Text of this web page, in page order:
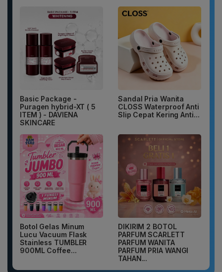
Basic Package -
Puragen hybrid-XT ( 5
ITEM ) - DAVIENA
SKINCARE
Sandal Pria Wanita
CLOSS Waterproof Anti
Slip Cepat Kering Anti...
Botol Gelas Minum
Lucu Vacuum Flask
Stainless TUMBLER
900ML Coffee...
DIKIRIM 2 BOTOL
PARFUM SCARLETT
PARFUM WANITA
PARFUM PRIA WANGI
TAHAN...